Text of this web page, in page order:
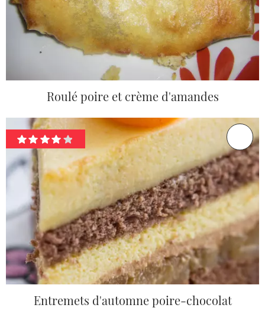
Roulé poire et crème d'amandes
Entremets d'automne poire-chocolat